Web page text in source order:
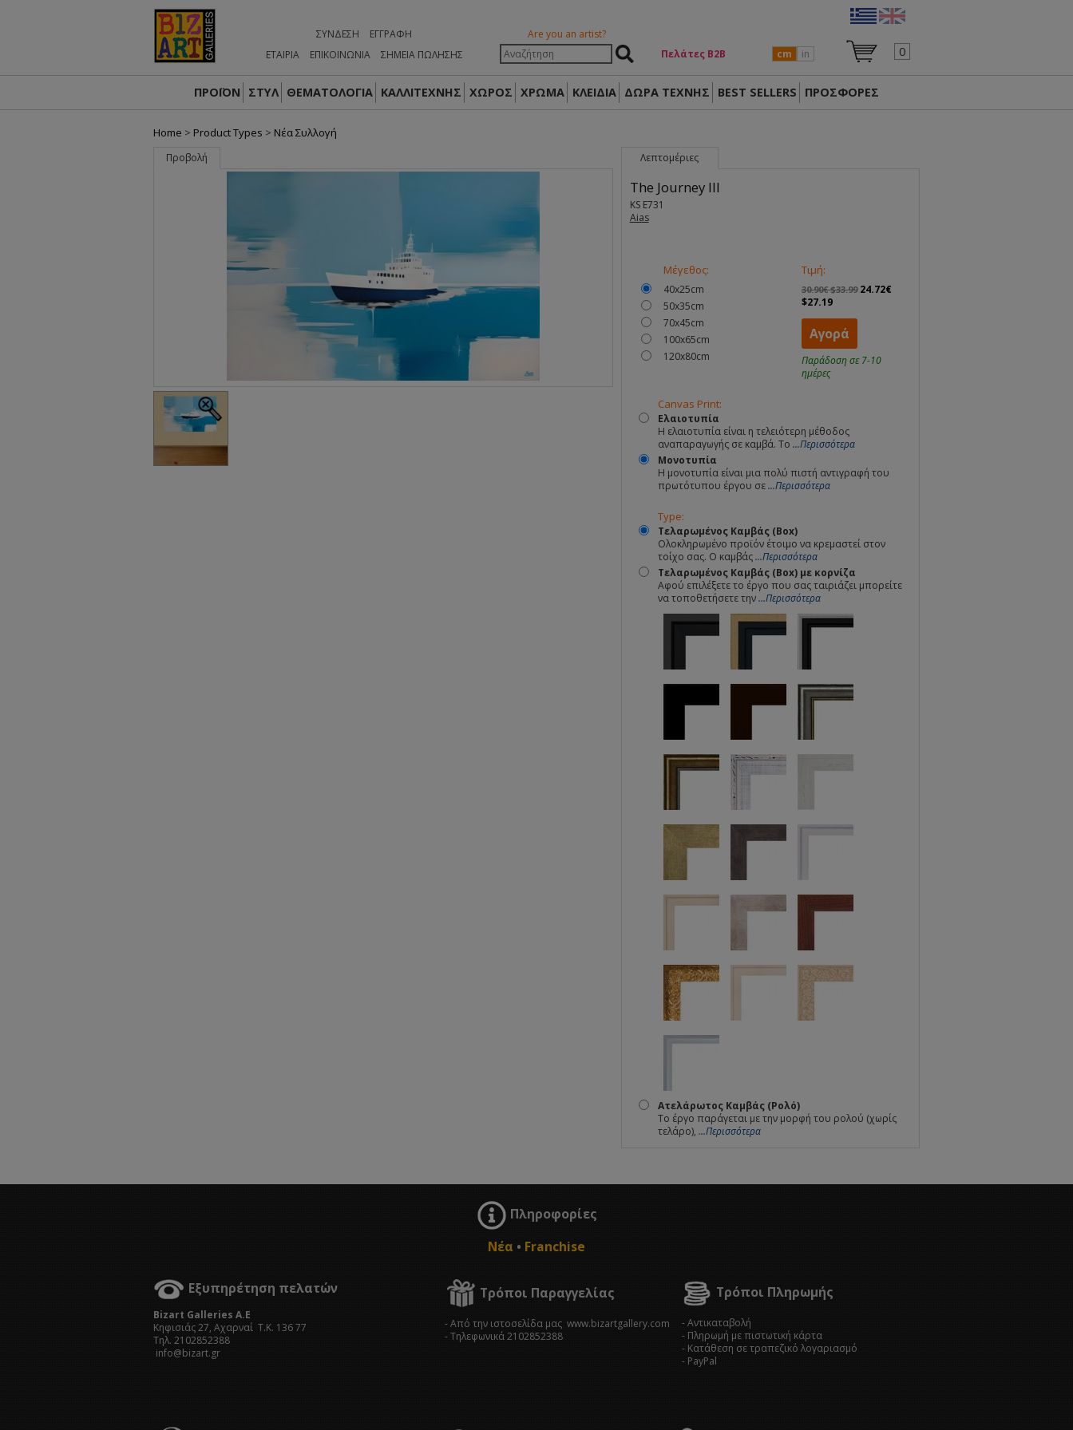
ΣΎΝΔΕΣΗ
ΕΓΓΡΑΦΉ
ΕΤΑΙΡΙΑ
ΕΠΙΚΟΙΝΩΝΙΑ ΣΗΜΕΙΑ ΠΩΛΗΣΗΣ
Are you an artist?
Πελάτες Β2Β
cm in 0
ΠΡΟΪΟΝ ΣΤΥΛ ΘΕΜΑΤΟΛΟΓΙΑ ΚΑΛΛΙΤΕΧΝΗΣ ΧΩΡΟΣ ΧΡΩΜΑ ΚΛΕΙΔΙΑ ΔΏΡΑ ΤΈΧΝΗΣ BEST SELLERS ΠΡΟΣΦΟΡΕΣ
Home > Product Types > Nέα Συλλογή
Προβολή Λεπτομέριες
The Journey III
KS E731
Aias
Μέγεθος:
40x25cm
50x35cm
70x45cm
100x65cm
120x80cm
Τιμή:
30.90€ $33.99 24.72€
$27.19
Αγορά
Παράδοση σε 7-10
ημέρες
Canvas Print:
Ελαιοτυπία
Η ελαιοτυπία είναι η τελειότερη μέθοδος
αναπαραγωγής σε καμβά. Το ...Περισσότερα
Μονοτυπία
Η μονοτυπία είναι μια πολύ πιστή αντιγραφή του
πρωτότυπου έργου σε...Περισσότερα
Type:
Τελαρωμένος Καμβάς (Box)
Ολοκληρωμένο προϊόν έτοιμο να κρεμαστεί στον
τοίχο σας. Ο καμβάς...Περισσότερα
Τελαρωμένος Καμβάς (Box) με κορνίζα
Αφού επιλέξετε το έργο που σας ταιριάζει μπορείτε
να τοποθετήσετε την...Περισσότερα
Ατελάρωτος Καμβάς (Ρολό)
Το έργο παράγεται με την μορφή του ρολού (χωρίς
τελάρο), ...Περισσότερα
Πληροφορίες
Νέα • Franchise
Εξυπηρέτηση πελατών
Bizart Galleries A.E
Kηφισιάς 27, Αχαρναί Τ.Κ. 136 77
Τηλ. 2102852388
info@bizart.gr
Τρόποι Παραγγελίας
- Από την ιστοσελίδα μας www.bizartgallery.com
- Tηλεφωνικά 2102852388
Τρόποι Πληρωμής
- Αντικαταβολή
- Πληρωμή με πιστωτική κάρτα
- Κατάθεση σε τραπεζικό λογαριασμό
- PayPal